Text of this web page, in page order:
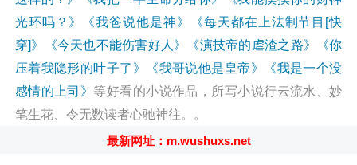
再睁开眼睛，她回到了刚穿越到这个世界的时候。
光环吗？》
《我爸说他是神》
《每天都在上法制节目[快
穿]》
《今天也不能伤害好人》 《演技帝的虐渣之路》
《你
压着我隐形的叶子了》
《我哥说他是皇帝》
《我是一个没
感情的上司》 等好看的小说作品，所写小说行云流水、妙
笔生花、令无数读者心驰神往。。
最新网址：m.wushuxs.net